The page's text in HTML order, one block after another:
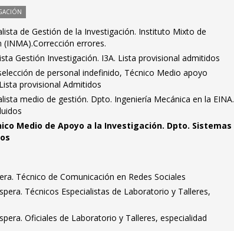
de Gestión de la Investigación. Instituto Mixto de
errores.
Gestión Investigación. I3A. Lista provisional admitidos
de personal indefinido, Técnico Medio apoyo
provisional Admitidos
medio de gestión. Dpto. Ingeniería Mecánica en la EINA.
Medio de Apoyo a la Investigación. Dpto. Sistemas
Técnico de Comunicación en Redes Sociales
Técnicos Especialistas de Laboratorio y Talleres,
Oficiales de Laboratorio y Talleres, especialidad